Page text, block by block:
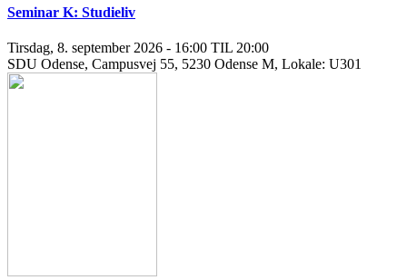
Seminar K: Studieliv
Tirsdag, 8. september 2026 - 16:00 TIL 20:00
SDU Odense, Campusvej 55, 5230 Odense M, Lokale: U301